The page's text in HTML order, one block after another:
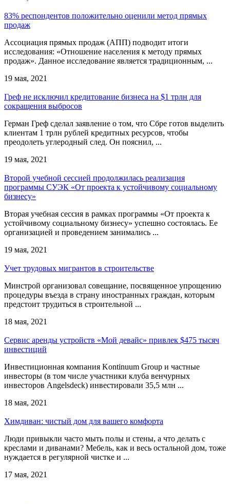
83% респондентов положительно оценили метод прямых
продаж
Ассоциация прямых продаж (АПП) подводит итоги
исследования: «Отношение населения к методу прямых
продаж». Данное исследование является традиционным, ...
19 мая, 2021
Греф не исключил кредитование бизнеса на $1 трлн для
сокращения выбросов
Герман Греф сделал заявление о том, что Сбре готов выделить
клиентам 1 трлн рублей кредитных ресурсов, чтобы
преодолеть углеродный след. Он пояснил, ...
19 мая, 2021
Второй учебной сессией продолжилась реализация
программы СУЭК «От проекта к устойчивому социальному
бизнесу»
Вторая учебная сессия в рамках программы «От проекта к
устойчивому социальному бизнесу» успешно состоялась. Ее
организацией и проведением занимались ...
19 мая, 2021
Учет трудовых мигрантов в строительстве
Минстрой организовал совещание, посвященное упрощению
процедуры въезда в страну иностранных граждан, которым
предстоит трудиться в строительной ...
18 мая, 2021
Сервис аренды устройств «Мой девайс» привлек $475 тысяч
инвестиций
Инвестиционная компания Kontinuum Group и частные
инвесторы (в том числе участники клуба венчурных
инвесторов Angelsdeck) инвестировали 35,5 млн ...
18 мая, 2021
Химдиван: чистый дом для вашего комфорта
Люди привыкли часто мыть полы и стены, а что делать с
креслами и диванами? Мебель, как и весь остальной дом, тоже
нуждается в регулярной чистке и ...
17 мая, 2021